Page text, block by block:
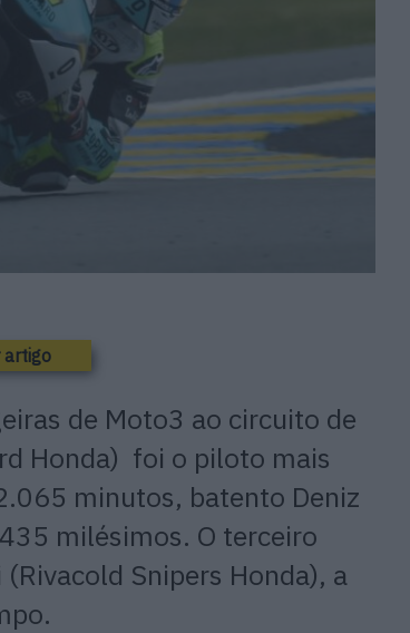
artigo
de Moto3 ao circuito de
Honda) foi o piloto mais
minutos, batento Deniz
milésimos. O terceiro
Snipers Honda), a